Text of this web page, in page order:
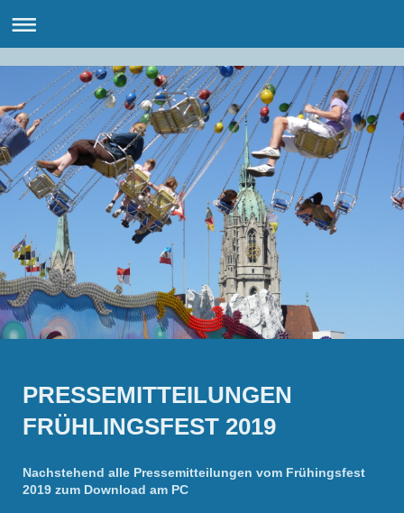
PRESSEMITTEILUNGEN
FRÜHLINGSFEST 2019
Nachstehend alle Pressemitteilungen vom Frühingsfest
2019 zum Download am PC